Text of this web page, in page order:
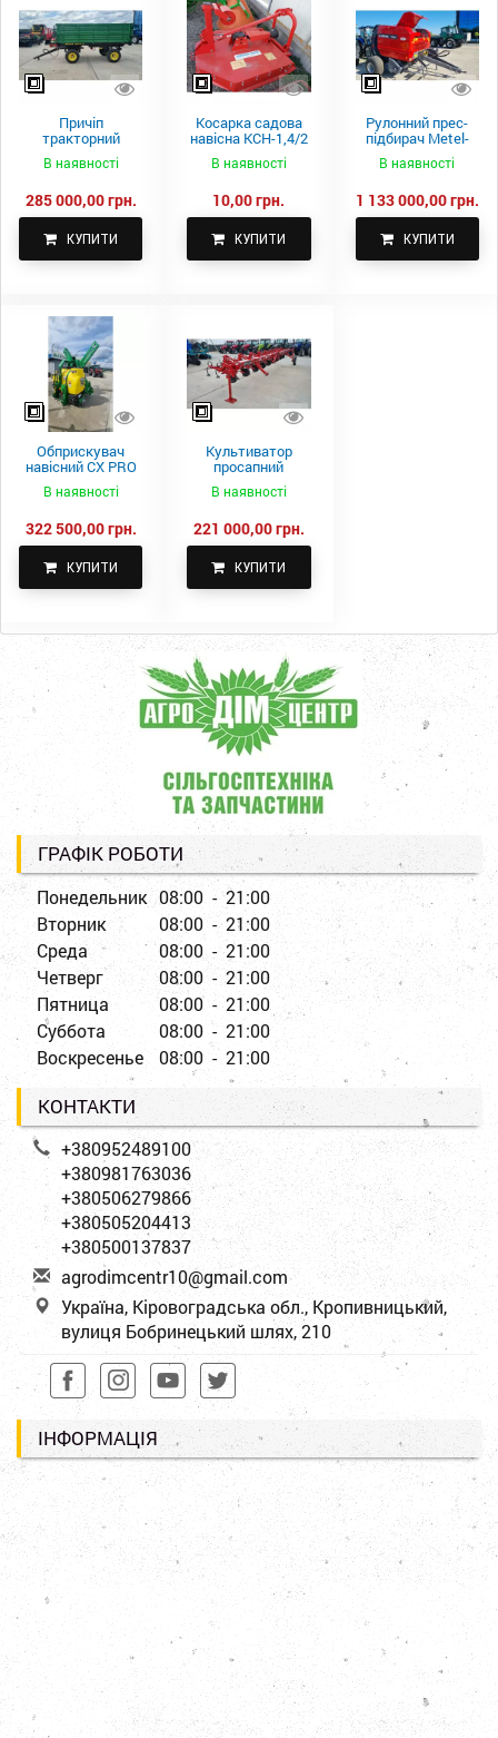
Причіп
тракторний
самоскидний
Spike 2 ПТС-4
В наявності
285 000,00 грн.
КУПИТИ
Косарка садова
навісна КСН-1,4/2
В наявності
10,00 грн.
КУПИТИ
Рулонний прес-
підбирач Metel-
Fach Z 587
В наявності
1 133 000,00 грн.
КУПИТИ
Обприскувач
навісний CX PRO
В наявності
322 500,00 грн.
КУПИТИ
Культиватор
просапний
КПН-5,6-05
В наявності
221 000,00 грн.
КУПИТИ
ГРАФІК РОБОТИ
Понедельник 08:00 - 21:00
Вторник
08:00 - 21:00
Среда
08:00 - 21:00
Четверг
08:00 - 21:00
Пятница
08:00 - 21:00
Суббота
08:00 - 21:00
Воскресенье
08:00 - 21:00
КОНТАКТИ
+380952489100
+380981763036
+380506279866
+380505204413
+380500137837
agrodimcentr10@gmail.com
Україна, Кіровоградська обл., Кропивницький,
вулиця Бобринецький шлях, 210
ІНФОРМАЦІЯ